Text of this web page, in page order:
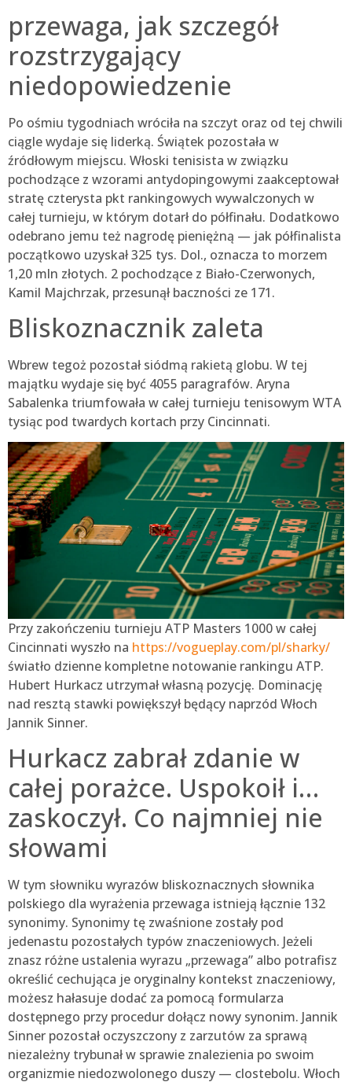
przewaga, jak szczegół
rozstrzygający
niedopowiedzenie
Po ośmiu tygodniach wróciła na szczyt oraz od tej chwili
ciągle wydaje się liderką. Świątek pozostała w
źródłowym miejscu. Włoski tenisista w związku
pochodzące z wzorami antydopingowymi zaakceptował
stratę czterysta pkt rankingowych wywalczonych w
całej turnieju, w którym dotarł do półfinału. Dodatkowo
odebrano jemu też nagrodę pieniężną — jak półfinalista
początkowo uzyskał 325 tys. Dol., oznacza to morzem
1,20 mln złotych. 2 pochodzące z Biało-Czerwonych,
Kamil Majchrzak, przesunął baczności ze 171.
Bliskoznacznik zaleta
Wbrew tegoż pozostał siódmą rakietą globu. W tej
majątku wydaje się być 4055 paragrafów. Aryna
Sabalenka triumfowała w całej turnieju tenisowym WTA
tysiąc pod twardych kortach przy Cincinnati.
Przy zakończeniu turnieju ATP Masters 1000 w całej
Cincinnati wyszło na https://vogueplay.com/pl/sharky/
światło dzienne kompletne notowanie rankingu ATP.
Hubert Hurkacz utrzymał własną pozycję. Dominację
nad resztą stawki powiększył będący naprzód Włoch
Jannik Sinner.
Hurkacz zabrał zdanie w
całej porażce. Uspokoił i…
zaskoczył. Co najmniej nie
słowami
W tym słowniku wyrazów bliskoznacznych słownika
polskiego dla wyrażenia przewaga istnieją łącznie 132
synonimy. Synonimy tę zwaśnione zostały pod
jedenastu pozostałych typów znaczeniowych. Jeżeli
znasz różne ustalenia wyrazu „przewaga” albo potrafisz
określić cechująca je oryginalny kontekst znaczeniowy,
możesz hałasuje dodać za pomocą formularza
dostępnego przy procedur dołącz nowy synonim. Jannik
Sinner pozostał oczyszczony z zarzutów za sprawą
niezależny trybunał w sprawie znalezienia po swoim
organizmie niedozwolonego duszy — clostebolu. Włoch